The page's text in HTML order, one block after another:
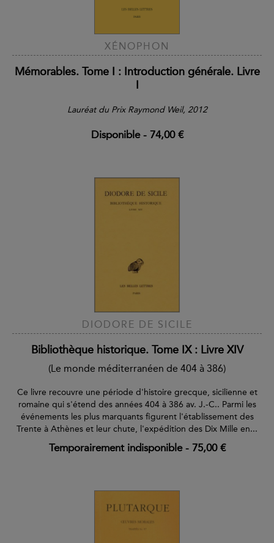
XÉNOPHON
Mémorables. Tome I : Introduction générale. Livre
I
Lauréat du Prix Raymond Weil, 2012
Disponible- 74,00 €
DIODORE DE SICILE
Bibliothèque historique. Tome IX : Livre XIV
(Le monde méditerranéen de 404 à 386)
Ce livre recouvre une période d'histoire grecque, sicilienne et
romaine qui s'étend des années 404 à 386 av. J.-C.. Parmi les
événements les plus marquants figurent l'établissement des
Trente à Athènes et leur chute, l'expédition des Dix Mille en...
Temporairement indisponible- 75,00 €